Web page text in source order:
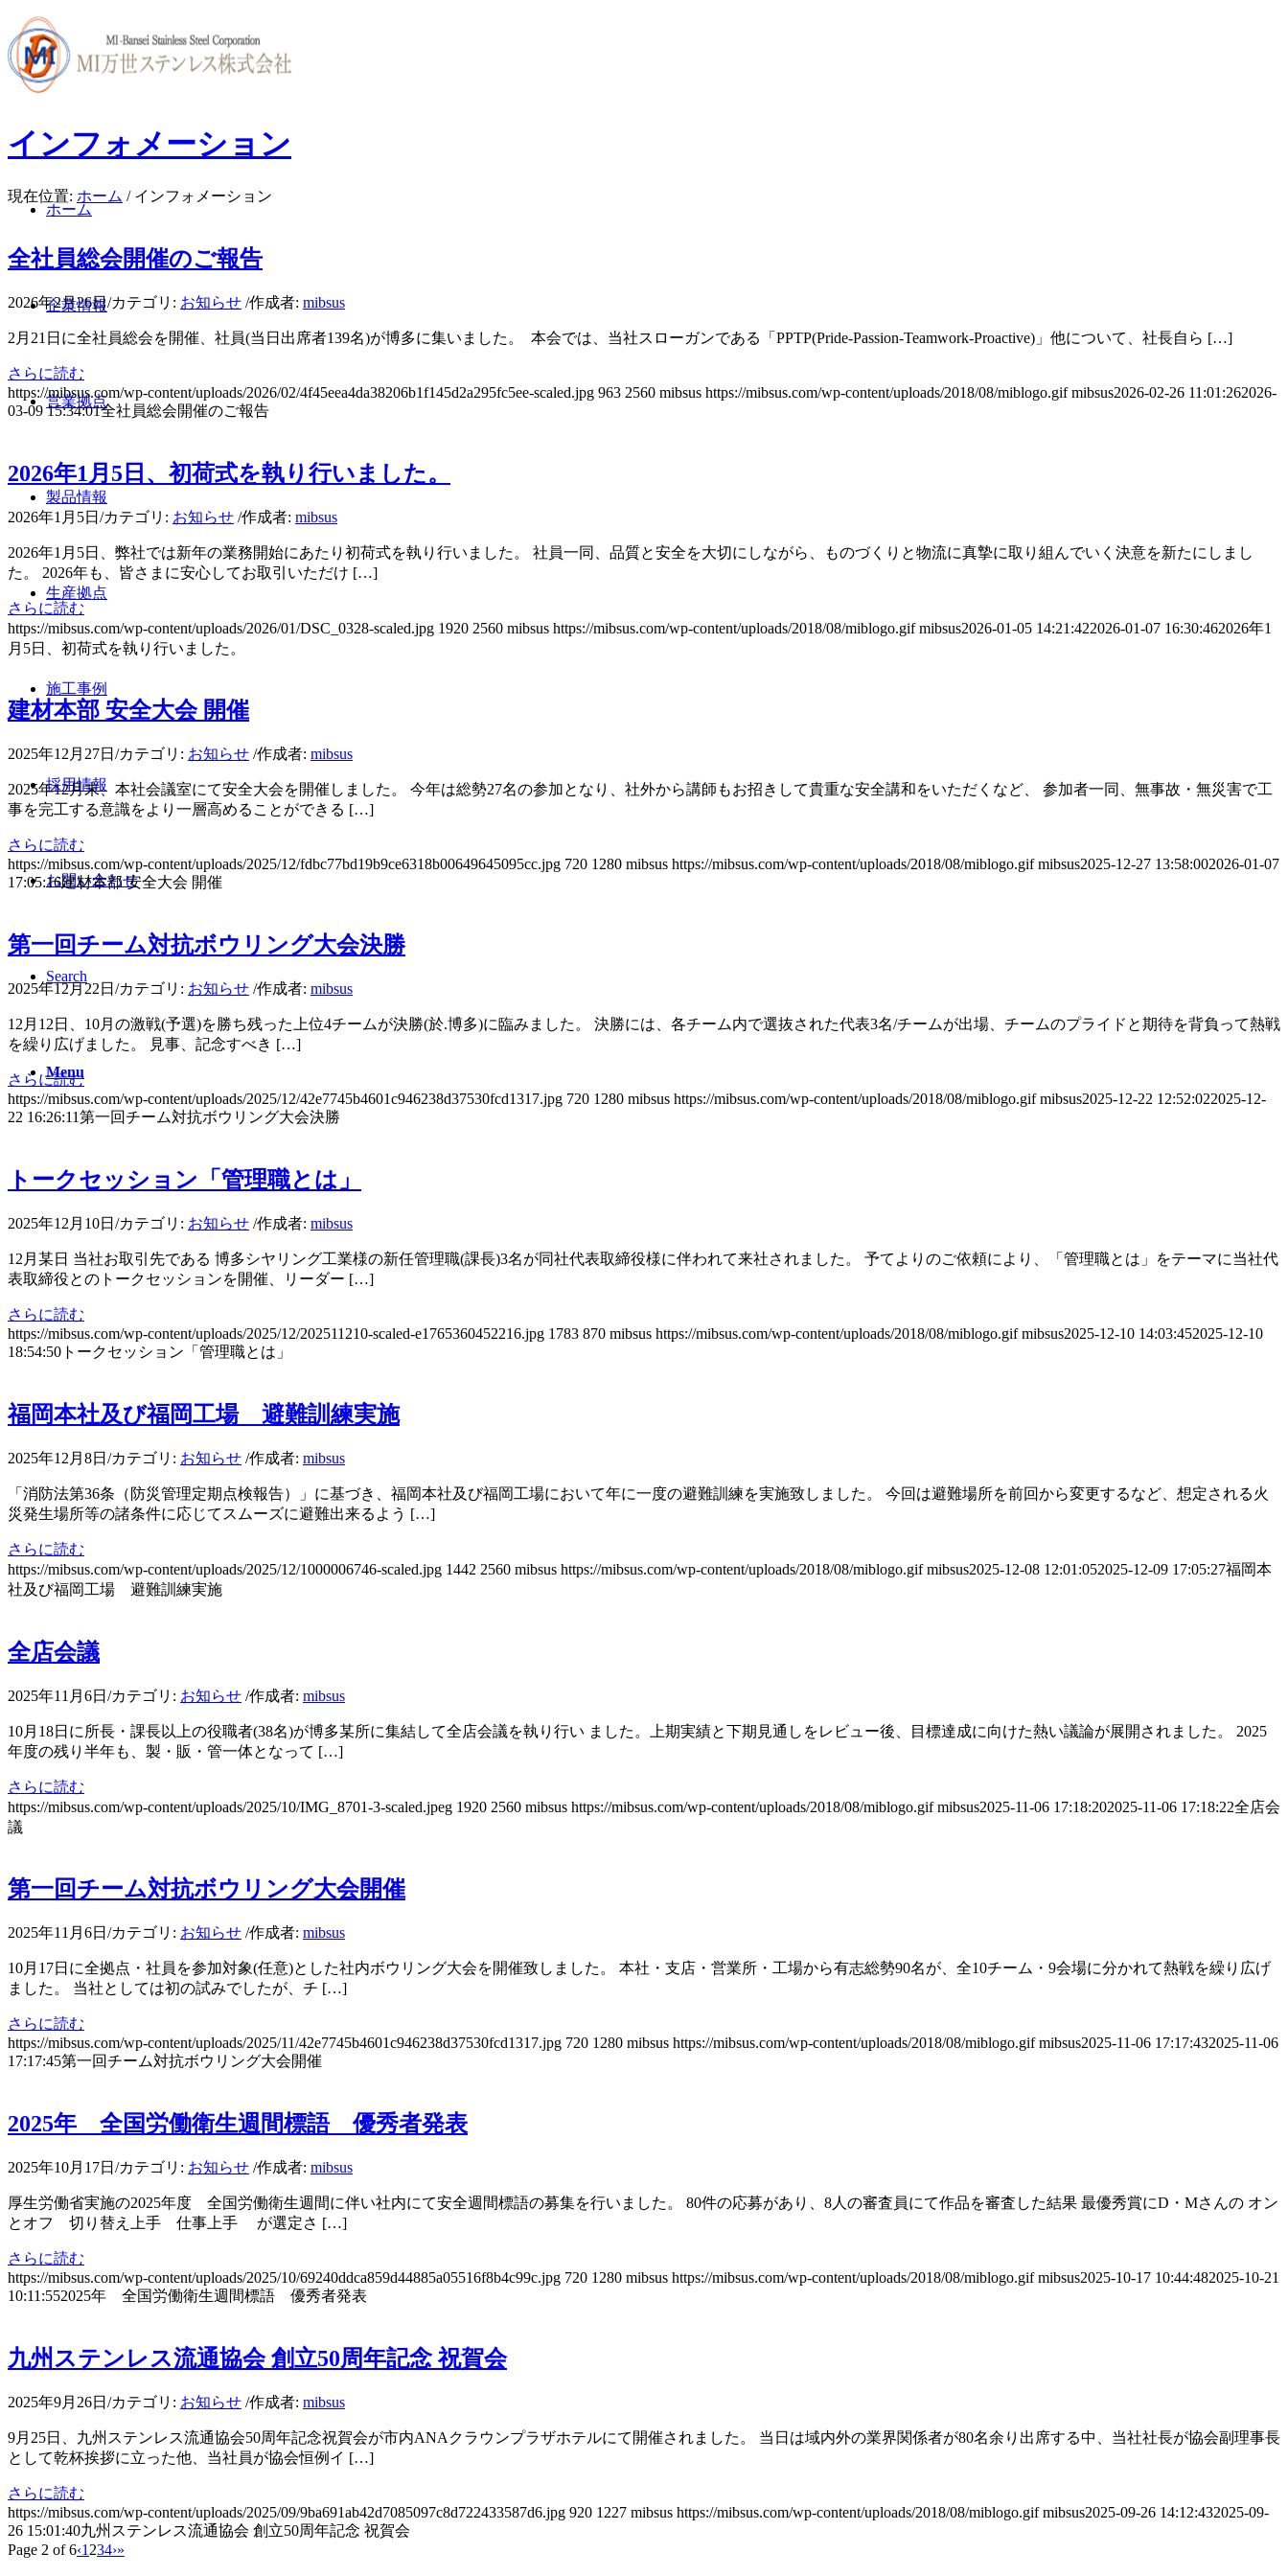
ホーム
企業情報
営業拠点
製品情報
生産拠点
施工事例
採用情報
お問い合わせ
Search
Menu
インフォメーション
現在位置: ホーム / インフォメーション
全社員総会開催のご報告
2026年2月26日/カテゴリ: お知らせ /作成者: mibsus
2月21日に全社員総会を開催、社員(当日出席者139名)が博多に集いました。 本会では、当社スローガンである「PPTP(Pride-Passion-Teamwork-Proactive)」他について、社長自ら […]
さらに読む
https://mibsus.com/wp-content/uploads/2026/02/4f45eea4da38206b1f145d2a295fc5ee-scaled.jpg 963 2560 mibsus https://mibsus.com/wp-content/uploads/2018/08/miblogo.gif mibsus2026-02-26 11:01:262026-
03-09 15:34:01全社員総会開催のご報告
2026年1月5日、初荷式を執り行いました。
2026年1月5日 /カテゴリ: お知らせ /作成者: mibsus
2026年1月5日、弊社では新年の業務開始にあたり初荷式を執り行いました。 社員一同、品質と安全を大切にしながら、ものづくりと物流に真摯に取り組んでいく決意を新たにしまし
た。 2026年も、皆さまに安心してお取引いただけ […]
さらに読む
https://mibsus.com/wp-content/uploads/2026/01/DSC_0328-scaled.jpg 1920 2560 mibsus https://mibsus.com/wp-content/uploads/2018/08/miblogo.gif mibsus2026-01-05 14:21:422026-01-07 16:30:462026年1
月5日、初荷式を執り行いました。
建材本部 安全大会 開催
2025年12月27日 /カテゴリ: お知らせ /作成者: mibsus
2025年12月末、本社会議室にて安全大会を開催しました。 今年は総勢27名の参加となり、社外から講師もお招きして貴重な安全講和をいただくなど、 参加者一同、無事故・無災害で工
事を完工する意識をより一層高めることができる […]
さらに読む
https://mibsus.com/wp-content/uploads/2025/12/fdbc77bd19b9ce6318b00649645095cc.jpg 720 1280 mibsus https://mibsus.com/wp-content/uploads/2018/08/miblogo.gif mibsus2025-12-27 13:58:002026-01-07
17:05:16建材本部 安全大会 開催
第一回チーム対抗ボウリング大会決勝
2025年12月22日 /カテゴリ: お知らせ /作成者: mibsus
12月12日、10月の激戦(予選)を勝ち残った上位4チームが決勝(於.博多)に臨みました。 決勝には、各チーム内で選抜された代表3名/チームが出場、チームのプライドと期待を背負って熱戦
を繰り広げました。 見事、記念すべき […]
さらに読む
https://mibsus.com/wp-content/uploads/2025/12/42e7745b4601c946238d37530fcd1317.jpg 720 1280 mibsus https://mibsus.com/wp-content/uploads/2018/08/miblogo.gif mibsus2025-12-22 12:52:022025-12-
22 16:26:11第一回チーム対抗ボウリング大会決勝
トークセッション「管理職とは」
2025年12月10日 /カテゴリ: お知らせ /作成者: mibsus
12月某日 当社お取引先である 博多シヤリング工業様の新任管理職(課長)3名が同社代表取締役様に伴われて来社されました。 予てよりのご依頼により、「管理職とは」をテーマに当社代
表取締役とのトークセッションを開催、リーダー […]
さらに読む
https://mibsus.com/wp-content/uploads/2025/12/202511210-scaled-e1765360452216.jpg 1783 870 mibsus https://mibsus.com/wp-content/uploads/2018/08/miblogo.gif mibsus2025-12-10 14:03:452025-12-10
18:54:50 トークセッション「管理職とは」
福岡本社及び福岡工場 避難訓練実施
2025年12月8日 /カテゴリ: お知らせ /作成者: mibsus
「消防法第36条（防災管理定期点検報告）」に基づき、福岡本社及び福岡工場において年に一度の避難訓練を実施致しました。 今回は避難場所を前回から変更するなど、想定される火
災発生場所等の諸条件に応じてスムーズに避難出来るよう […]
さらに読む
https://mibsus.com/wp-content/uploads/2025/12/1000006746-scaled.jpg 1442 2560 mibsus https://mibsus.com/wp-content/uploads/2018/08/miblogo.gif mibsus2025-12-08 12:01:052025-12-09 17:05:27福岡本
社及び福岡工場 避難訓練実施
全店会議
2025年11月6日 /カテゴリ: お知らせ /作成者: mibsus
10月18日に所長・課長以上の役職者(38名)が博多某所に集結して全店会議を執り行い ました。上期実績と下期見通しをレビュー後、目標達成に向けた熱い議論が展開されました。 2025
年度の残り半年も、製・販・管一体となって […]
さらに読む
https://mibsus.com/wp-content/uploads/2025/10/IMG_8701-3-scaled.jpeg 1920 2560 mibsus https://mibsus.com/wp-content/uploads/2018/08/miblogo.gif mibsus2025-11-06 17:18:202025-11-06 17:18:22全店会
議
第一回チーム対抗ボウリング大会開催
2025年11月6日 /カテゴリ: お知らせ /作成者: mibsus
10月17日に全拠点・社員を参加対象(任意)とした社内ボウリング大会を開催致しました。 本社・支店・営業所・工場から有志総勢90名が、全10チーム・9会場に分かれて熱戦を繰り広げ
ました。 当社としては初の試みでしたが、チ […]
さらに読む
https://mibsus.com/wp-content/uploads/2025/11/42e7745b4601c946238d37530fcd1317.jpg 720 1280 mibsus https://mibsus.com/wp-content/uploads/2018/08/miblogo.gif mibsus2025-11-06 17:17:432025-11-06
17:17:45第一回チーム対抗ボウリング大会開催
2025年 全国労働衛生週間標語 優秀者発表
2025年10月17日 /カテゴリ: お知らせ /作成者: mibsus
厚生労働省実施の2025年度 全国労働衛生週間に伴い社内にて安全週間標語の募集を行いました。 80件の応募があり、8人の審査員にて作品を審査した結果 最優秀賞にD・Mさんの オン
とオフ 切り替え上手 仕事上手 が選定さ […]
さらに読む
https://mibsus.com/wp-content/uploads/2025/10/69240ddca859d44885a05516f8b4c99c.jpg 720 1280 mibsus https://mibsus.com/wp-content/uploads/2018/08/miblogo.gif mibsus2025-10-17 10:44:482025-10-21
10:11:552025年 全国労働衛生週間標語 優秀者発表
九州ステンレス流通協会 創立50周年記念 祝賀会
2025年9月26日 /カテゴリ: お知らせ /作成者: mibsus
9月25日、九州ステンレス流通協会50周年記念祝賀会が市内ANAクラウンプラザホテルにて開催されました。 当日は域内外の業界関係者が80名余り出席する中、当社社長が協会副理事長
として乾杯挨拶に立った他、当社員が協会恒例イ […]
さらに読む
https://mibsus.com/wp-content/uploads/2025/09/9ba691ab42d7085097c8d722433587d6.jpg 920 1227 mibsus https://mibsus.com/wp-content/uploads/2018/08/miblogo.gif mibsus2025-09-26 14:12:432025-09-
26 15:01:40九州ステンレス流通協会 創立50周年記念 祝賀会
Page 2 of 6‹1 234›»